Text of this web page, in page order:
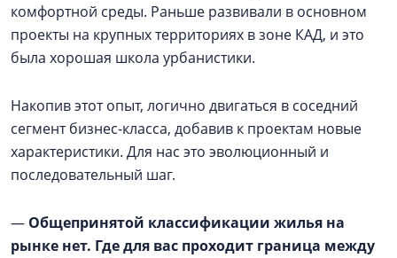
комфортной среды. Раньше развивали в основном
проекты на крупных территориях в зоне КАД, и это
была хорошая школа урбанистики.
Накопив этот опыт, логично двигаться в соседний
сегмент бизнес-класса, добавив к проектам новые
характеристики. Для нас это эволюционный и
последовательный шаг.
— Общепринятой классификации жилья на
рынке нет. Где для вас проходит граница между